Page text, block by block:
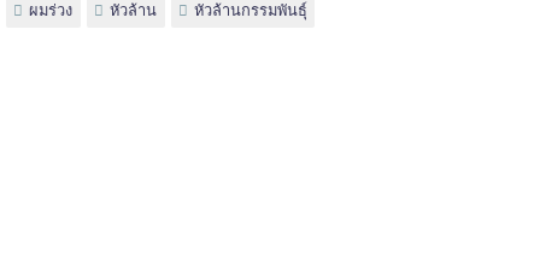
ผมร่วง หัวล้าน หัวล้านกรรมพันธุ์